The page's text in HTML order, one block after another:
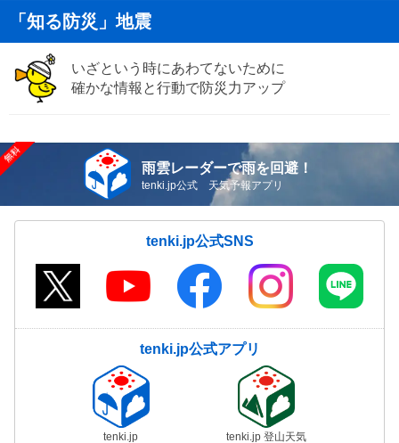
「知る防災」地震
いざという時にあわてないために
確かな情報と行動で防災力アップ
雨雲レーダーで雨を回避！
tenki.jp公式 天気予報アプリ
tenki.jp公式SNS
tenki.jp公式アプリ
tenki.jp tenki.jp 登山天気